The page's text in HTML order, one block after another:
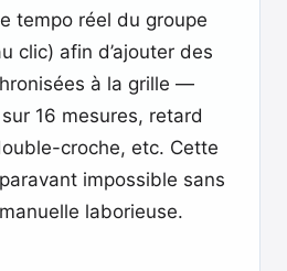
tempo réel du groupe
clic) afin d’ajouter des
à la grille —
16 mesures, retard
croche, etc. Cette
impossible sans
laborieuse.